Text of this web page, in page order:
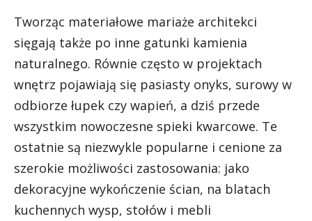
Tworząc materiałowe mariaże architekci
sięgają także po inne gatunki kamienia
naturalnego. Równie często w projektach
wnętrz pojawiają się pasiasty onyks, surowy w
odbiorze łupek czy wapień, a dziś przede
wszystkim nowoczesne spieki kwarcowe. Te
ostatnie są niezwykle popularne i cenione za
szerokie możliwości zastosowania: jako
dekoracyjne wykończenie ścian, na blatach
kuchennych wysp, stołów i mebli